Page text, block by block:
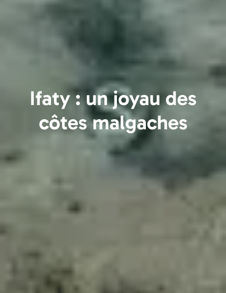
Ifaty : un joyau des
côtes malgaches